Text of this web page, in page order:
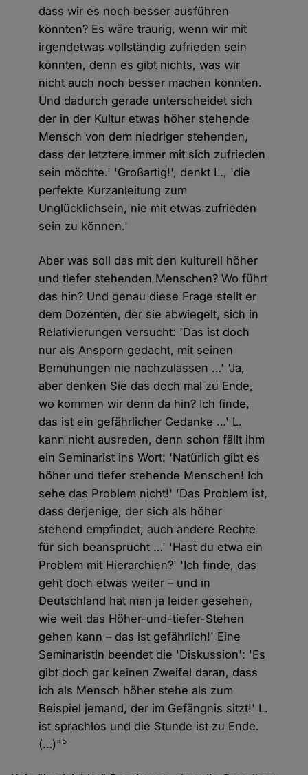
dass wir es noch besser ausführen
könnten? Es wäre traurig, wenn wir mit
irgendetwas vollständig zufrieden sein
könnten, denn es gibt nichts, was wir
nicht auch noch besser machen könnten.
Und dadurch gerade unterscheidet sich
der in der Kultur etwas höher stehende
Mensch von dem niedriger stehenden,
dass der letztere immer mit sich zufrieden
sein möchte.' 'Großartig!', denkt L., 'die
perfekte Kurzanleitung zum
Unglücklichsein, nie mit etwas zufrieden
sein zu können.'
Aber was soll das mit den kulturell höher
und tiefer stehenden Menschen? Wo führt
das hin? Und genau diese Frage stellt er
dem Dozenten, der sie abwiegelt, sich in
Relativierungen versucht: 'Das ist doch
nur als Ansporn gedacht, mit seinen
Bemühungen nie nachzulassen …' 'Ja,
aber denken Sie das doch mal zu Ende,
wo kommen wir denn da hin? Ich finde,
das ist ein gefährlicher Gedanke …' L.
kann nicht ausreden, denn schon fällt ihm
ein Seminarist ins Wort: 'Natürlich gibt es
höher und tiefer stehende Menschen! Ich
sehe das Problem nicht!' 'Das Problem ist,
dass derjenige, der sich als höher
stehend empfindet, auch andere Rechte
für sich beansprucht …' 'Hast du etwa ein
Problem mit Hierarchien?' 'Ich finde, das
geht doch etwas weiter – und in
Deutschland hat man ja leider gesehen,
wie weit das Höher-und-tiefer-Stehen
gehen kann – das ist gefährlich!' Eine
Seminaristin beendet die 'Diskussion': 'Es
gibt doch gar keinen Zweifel daran, dass
ich als Mensch höher stehe als zum
Beispiel jemand, der im Gefängnis sitzt!' L.
ist sprachlos und die Stunde ist zu Ende.
(…)" 5